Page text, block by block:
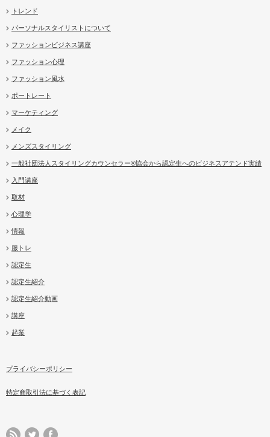
トレンド
パーソナルスタイリストについて
ファッションビジネス講座
ファッション心理
ファッション風水
ポートレート
マーケティング
メイク
メンズスタイリング
一般社団法人スタイリングカウンセラー®協会から認定生へのビジネスアテンド実績
入門講座
取材
心理学
情報
服トレ
認定生
認定生紹介
認定生紹介動画
講座
起業
プライバシーポリシー
特定商取引法に基づく表記